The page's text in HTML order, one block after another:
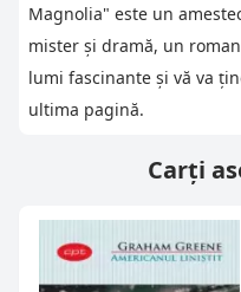
Magnolia" este un
mister și dramă, un
lumi fascinante și vă va
ultima pagină.
Carți